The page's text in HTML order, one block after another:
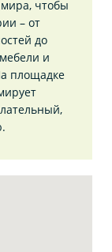
чтобы
– от
до
и
площадке